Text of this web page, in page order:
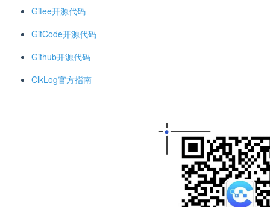
Gitee开源代码
GitCode开源代码
Github开源代码
ClkLog官方指南